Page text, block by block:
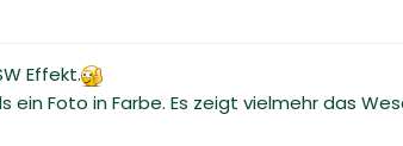
Effekt.
Foto in Farbe. Es zeigt vielmehr das